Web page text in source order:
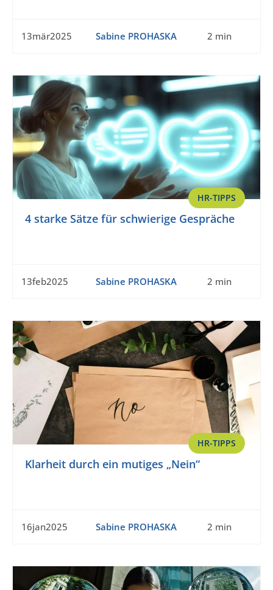
13mär2025 Sabine PROHASKA 2 min
HR-TIPPS
4 starke Sätze für schwierige Gespräche
13feb2025 Sabine PROHASKA 2 min
HR-TIPPS
Klarheit durch ein mutiges „Nein“
16jan2025 Sabine PROHASKA 2 min